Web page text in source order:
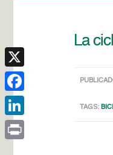
La
TAGS:
X
Facebook
LinkedIn